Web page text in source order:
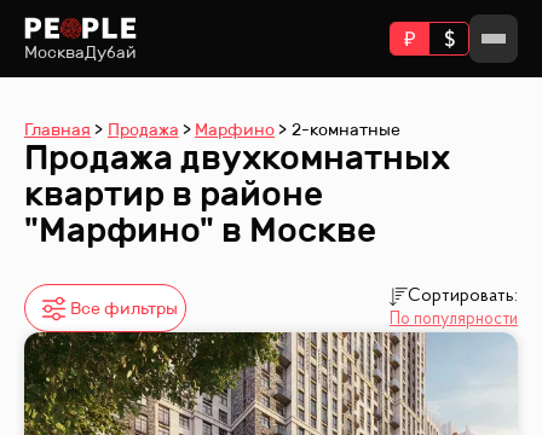
МоскваДубай
Главная Продажа Марфино 2-комнатные
Продажа двухкомнатных
квартир в районе
"Марфино" в Москве
Все фильтры
Сортировать:
По популярности